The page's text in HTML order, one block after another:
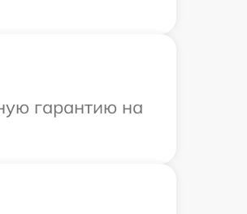
гарантию на